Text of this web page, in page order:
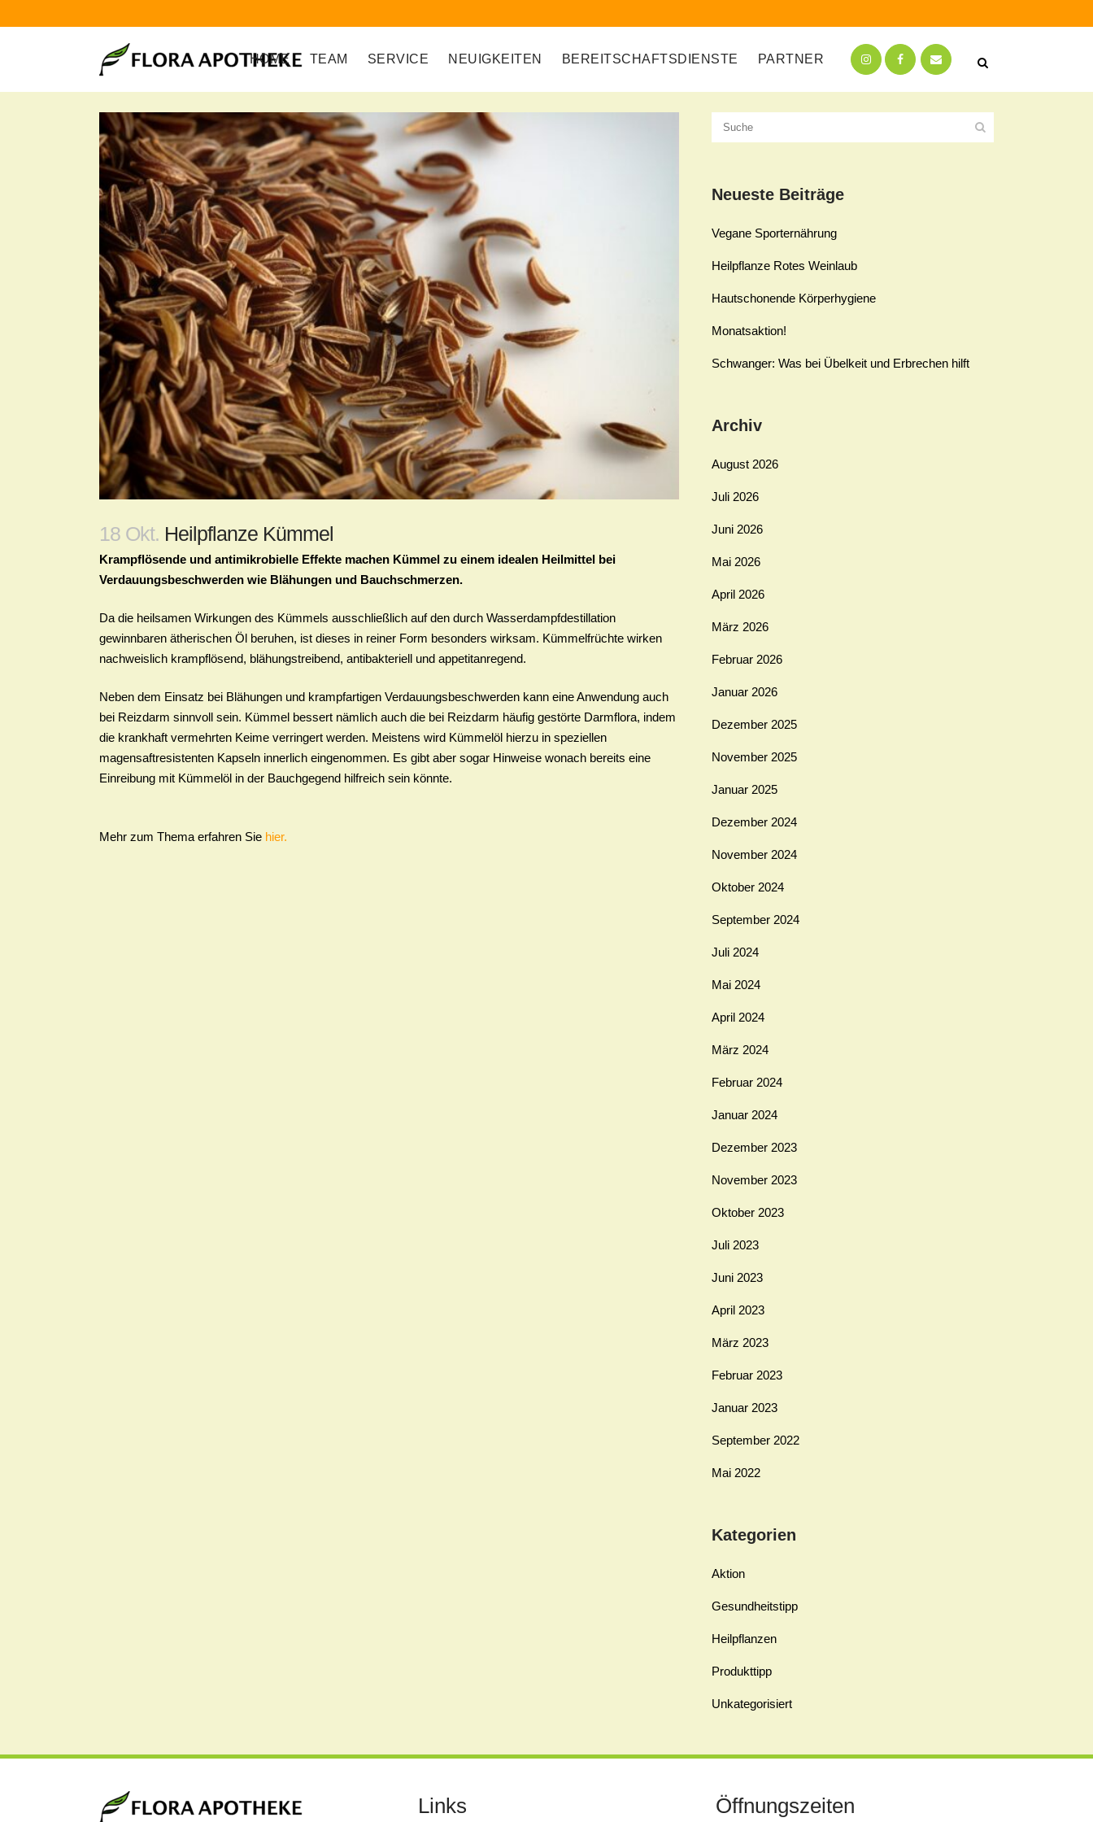
HOME TEAM SERVICE NEUIGKEITEN BEREITSCHAFTSDIENSTE PARTNER
18 Okt. Heilpflanze Kümmel
Krampflösende und antimikrobielle Effekte machen Kümmel zu einem idealen Heilmittel bei
Verdauungsbeschwerden wie Blähungen und Bauchschmerzen.
Da die heilsamen Wirkungen des Kümmels ausschließlich auf den durch Wasserdampfdestillation
gewinnbaren ätherischen Öl beruhen, ist dieses in reiner Form besonders wirksam. Kümmelfrüchte wirken
nachweislich krampflösend, blähungstreibend, antibakteriell und appetitanregend.
Neben dem Einsatz bei Blähungen und krampfarti­gen Verdauungsbeschwerden kann eine Anwendung auch
bei Reizdarm sinnvoll sein. Kümmel bessert nämlich auch die bei Reizdarm häufig gestörte Darmflora, indem
die krankhaft vermehrten Keime verringert werden. Meistens wird Kümmelöl hierzu in speziellen
magensaftresistenten Kapseln innerlich eingenommen. Es gibt aber sogar Hinweise wonach bereits eine
Einreibung mit Kümmelöl in der Bauchgegend hilfreich sein könnte.
Mehr zum Thema erfahren Sie hier.
Neueste Beiträge
Vegane Sporternährung
Heilpflanze Rotes Weinlaub
Hautschonende Körperhygiene
Monatsaktion!
Schwanger: Was bei Übelkeit und Erbrechen hilft
Archiv
August 2026
Juli 2026
Juni 2026
Mai 2026
April 2026
März 2026
Februar 2026
Januar 2026
Dezember 2025
November 2025
Januar 2025
Dezember 2024
November 2024
Oktober 2024
September 2024
Juli 2024
Mai 2024
April 2024
März 2024
Februar 2024
Januar 2024
Dezember 2023
November 2023
Oktober 2023
Juli 2023
Juni 2023
April 2023
März 2023
Februar 2023
Januar 2023
September 2022
Mai 2022
Kategorien
Aktion
Gesundheitstipp
Heilpflanzen
Produkttipp
Unkategorisiert
Links Öffnungszeiten